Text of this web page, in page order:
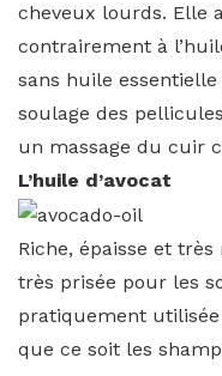
cheveux lourds. Elle
contrairement à
sans huile
soulage des
un massage du cuir
L’huile d’avocat
Riche, épaisse et très
très prisée pour les
pratiquement
que ce soit les